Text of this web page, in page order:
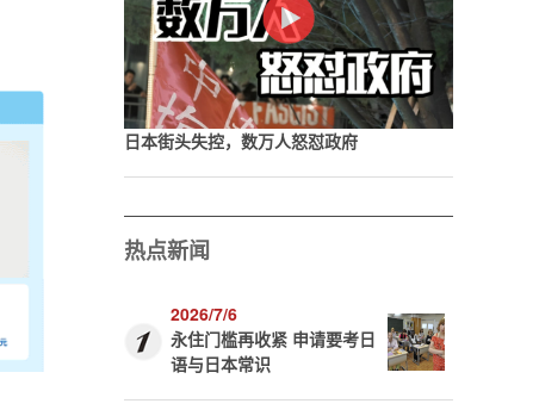
日本街头失控，数万人怒怼政府
热点新闻
2026/7/6
永住门槛再收紧 申请要考日
语与日本常识